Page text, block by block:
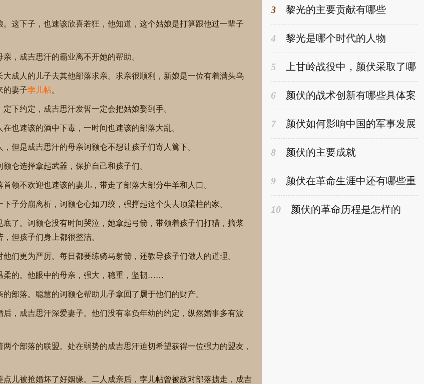
这下子，也速该欣喜若狂，他知道，这个姑娘是打算跟他过一辈子
亲，成吉思汗的霸业离不开她的帮助。
成人的儿子去其他部落求亲。求亲很顺利，新娘是一位有着满头乌
的妻子孛儿帖。
下约定，成吉思汗发誓一定会把姑娘娶到手。
也速该的酒中下毒，一时间也速该的部落大乱。
但是成吉思汗的母亲诃额仑不想让孩子们寄人篱下。
仑选择拿起武器，保护自己和孩子们。
领不欢迎也速该的妻儿，带走了部落大部分牛羊和人口。
子分崩离析，诃额仑心如刀绞，强撑起这个失去顶梁柱的家。
了。诃额仑没有时间哭泣，她拿起弓箭，带领着孩子们打猎，摘浆
但孩子们身上都很整洁。
们更为严厉。每日都要练骑马射箭，还教导孩子们做人的道理。
柔的。他眼中的母亲，强大，稳重，坚韧……
部落。聪慧的诃额仑帮助儿子拿回了属于他们的财产。
，成吉思汗深爱妻子。他们没有辜负年幼的约定，纵然婚事多有波
个部落的联盟。处在弱势的成吉思汗迫切希望获得一位强力的盟友，
儿被抢婚坏了好姻缘。二人成亲后，孛儿帖曾被敌对部落掳走，成吉
3
黎光的主要贡献有哪些
4 黎光是哪个时代的人物
5
上甘岭战役中，颜伏采取了哪
些战术取得胜利
6
颜伏的战术创新有哪些具体案
例
7
颜伏如何影响中国的军事发展
8 颜伏的主要成就
9
颜伏在革命生涯中还有哪些重
要的角色
10
颜伏的革命历程是怎样的